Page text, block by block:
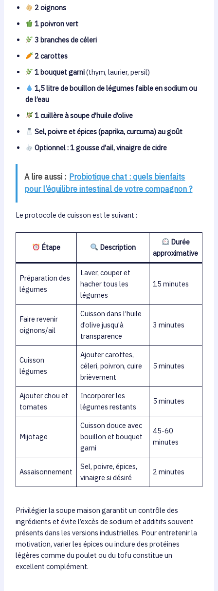
2 oignons
1 poivron vert
3 branches de céleri
2 carottes
1 bouquet garni(thym, laurier, persil)
1,5 litre de bouillon de légumes faible en sodium ou
de l’eau
1 cuillère à soupe d’huile d’olive
Sel, poivre et épices (paprika, curcuma) au goût
Optionnel : 1 gousse d’ail, vinaigre de cidre
A lire aussi : Probiotique chat : quels bienfaits
pour l’équilibre intestinal de votre compagnon ?
Le protocole de cuisson est le suivant :
Étape Description
Durée
approximative
Préparation des
légumes
Laver, couper et
hacher tous les
légumes
15 minutes
Faire revenir
oignons/ail
Cuisson dans l’huile
d’olive jusqu’à
transparence
3 minutes
Cuisson
légumes
Ajouter carottes,
céleri, poivron, cuire
brièvement
5 minutes
Ajouter chou et
tomates
Incorporer les
légumes restants
5 minutes
Mijotage
Cuisson douce avec
bouillon et bouquet
garni
45-60
minutes
Assaisonnement
Sel, poivre, épices,
vinaigre si désiré
2 minutes
Privilégier la soupe maison garantit un contrôle des
ingrédients et évite l’excès de sodium et additifs souvent
présents dans les versions industrielles. Pour entretenir la
motivation, varier les épices ou inclure des protéines
légères comme du poulet ou du tofu constitue un
excellent complément.